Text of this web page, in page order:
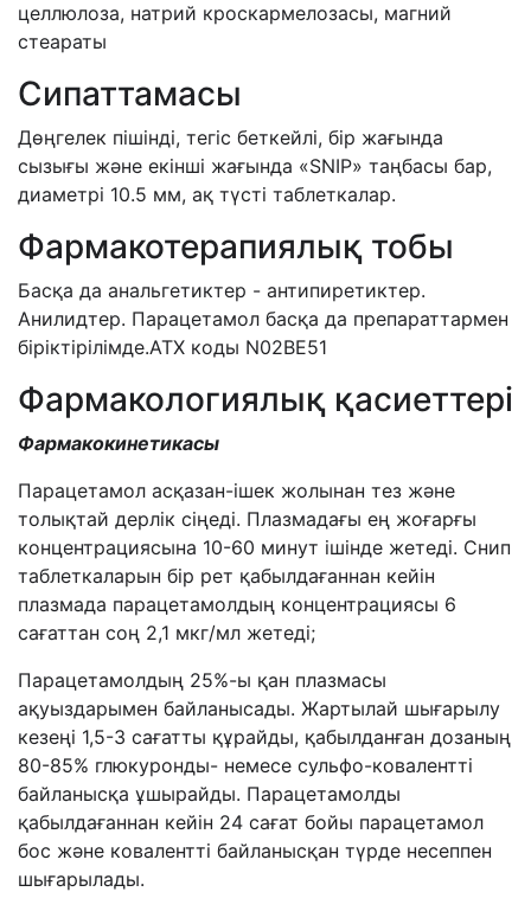
целлюлоза, натрий кроскармелозасы, магний
стеараты
Сипаттамасы
Дөңгелек пішінді, тегіс беткейлі, бір жағында
сызығы және екінші жағында «SNIP» таңбасы бар,
диаметрі 10.5 мм, ақ түсті таблеткалар.
Фармакотерапиялық тобы
Басқа да анальгетиктер - антипиретиктер.
Анилидтер. Парацетамол басқа да препараттармен
біріктірілімде.АТХ коды N02BE51
Фармакологиялық қасиеттері
Фармакокинетикасы
Парацетамол асқазан-ішек жолынан тез және
толықтай дерлік сіңеді. Плазмадағы ең жоғарғы
концентрациясына 10-60 минут ішінде жетеді. Снип
таблеткаларын бір рет қабылдағаннан кейін
плазмада парацетамолдың концентрациясы 6
сағаттан соң 2,1 мкг/мл жетеді;
Парацетамолдың 25%-ы қан плазмасы
ақуыздарымен байланысады. Жартылай шығарылу
кезеңі 1,5-3 сағатты құрайды, қабылданған дозаның
80-85% глюкуронды- немесе сульфо-ковалентті
байланысқа ұшырайды. Парацетамолды
қабылдағаннан кейін 24 сағат бойы парацетамол
бос және ковалентті байланысқан түрде несеппен
шығарылады.